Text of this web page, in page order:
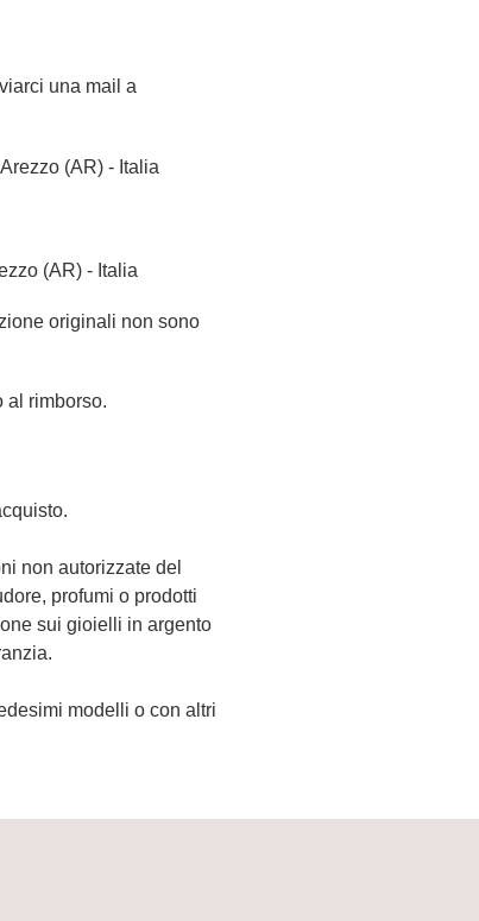
una mail a
(AR) - Italia
(AR) - Italia
originali non sono
al rimborso.
non autorizzate del
profumi o prodotti
sui gioielli in argento
modelli o con altri